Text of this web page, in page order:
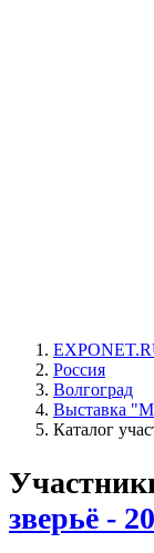
Россия
Волгоград
Выставка
Каталог
зверьё -